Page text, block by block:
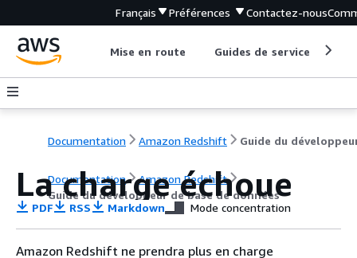
Français Préférences Contactez-nous
Mise en route Guides de service
Documentation Amazon Redshift
Documentation
Amazon Redshift
Guide du développeur de base de données
La charge échoue
PDF RSS Markdown Mode concentration
Amazon Redshift ne prendra plus en charge